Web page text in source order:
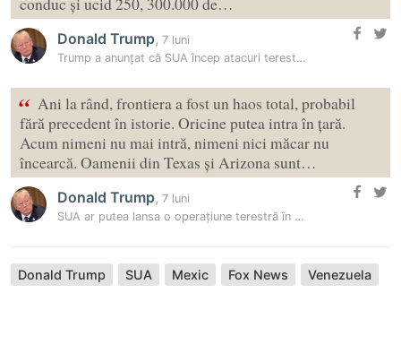
Donald Trump, 7 luni
Trump a anunțat că SUA încep atacuri terestre în Mexic
“ Ani la rând, frontiera a fost un haos total, probabil
fără precedent în istorie. Oricine putea intra în țară.
Acum nimeni nu mai intră, nimeni nici măcar nu
încearcă. Oamenii din Texas și Arizona sunt…
Donald Trump, 7 luni
SUA ar putea lansa o operațiune terestră în Mexic împotriva…
Donald Trump SUA Mexic Fox News Venezuela